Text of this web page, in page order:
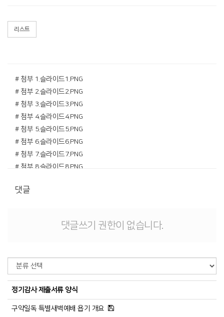
리스트
# 첨부 1.슬라이드1.PNG
# 첨부 2.슬라이드2.PNG
# 첨부 3.슬라이드3.PNG
# 첨부 4.슬라이드4.PNG
# 첨부 5.슬라이드5.PNG
# 첨부 6.슬라이드6.PNG
# 첨부 7.슬라이드7.PNG
# 첨부 8.슬라이드8.PNG
# 첨부 10.슬라이드10.PNG
# 첨부 13.슬라이드13.PNG
댓글
댓글쓰기 권한이 없습니다.
정기감사 제출서류 양식
구약일독 특별새벽예배 욥기 개요